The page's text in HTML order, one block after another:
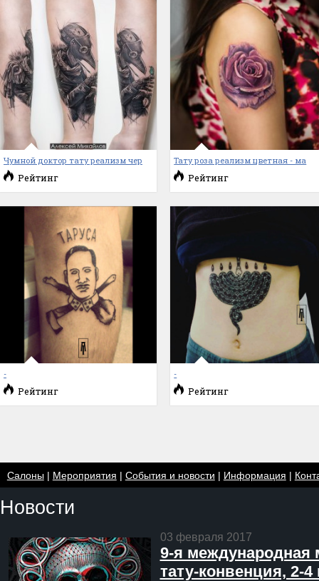
Чумной доктор тату реализм чер
Рейтинг
Тату роза реализм цветная - ма
Рейтинг
-
Рейтинг
-
Рейтинг
Салоны| Мероприятия | События и новости | Информация |
Новости
03 февраля 2017
9-я международная
тату-конвенция, 2-